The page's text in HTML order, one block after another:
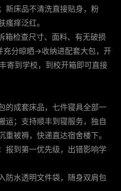
新床品不清洗直接贴身，粉
瘙痒泛红。
检查尺寸、面料、有无破损
分晾晒→收纳进配套大包，开
寄到学校，到校开箱即可直接
的成套床品，七件寝具全部一
运；支持顺丰到寝服务，独自
被褥，快递直达宿舍楼下。
报到第一优先级，出错影响学
防水透明文件袋，随身双肩包